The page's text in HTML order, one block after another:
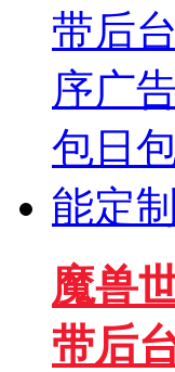
魔兽
带后